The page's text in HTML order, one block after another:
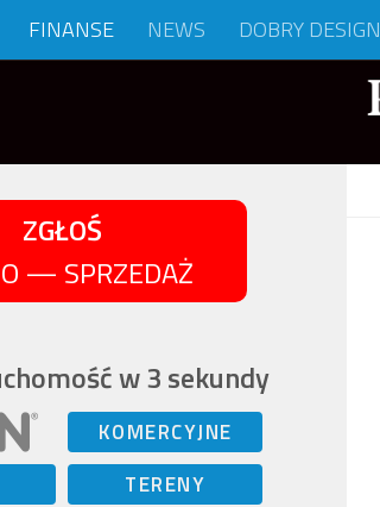
FINANSE NEWS DOBRY DESIGN
ZGŁOŚ
— SPRZEDAŻ
w 3 sekundy
KOMERCYJNE
TERENY